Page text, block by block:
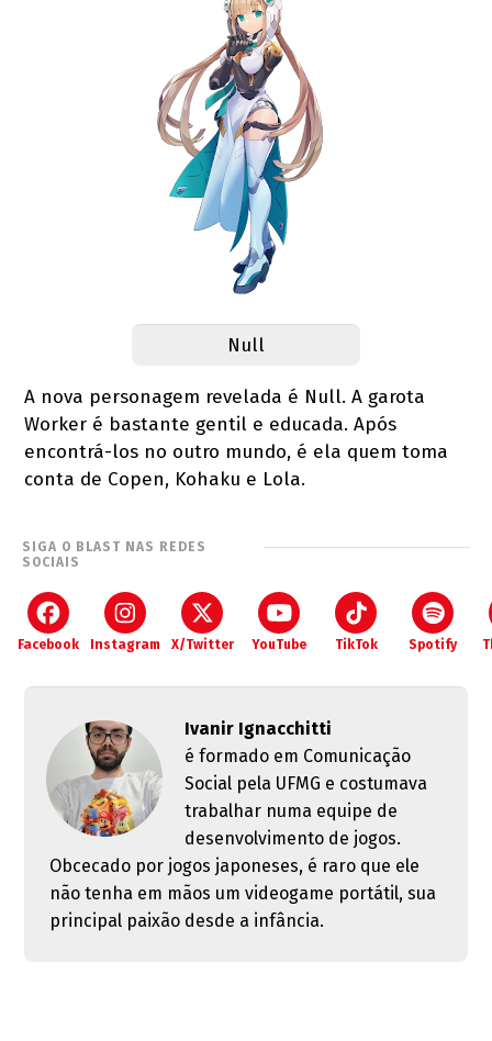
Null
A nova personagem revelada é Null. A garota
Worker é bastante gentil e educada. Após
encontrá-los no outro mundo, é ela quem toma
conta de Copen, Kohaku e Lola.
SIGA O BLAST NAS REDES
SOCIAIS
Facebook Instagram X/Twitter YouTube TikTok Spotify
Ivanir Ignacchitti
é formado em Comunicação
Social pela UFMG e costumava
trabalhar numa equipe de
desenvolvimento de jogos.
Obcecado por jogos japoneses, é raro que ele
não tenha em mãos um videogame portátil, sua
principal paixão desde a infância.